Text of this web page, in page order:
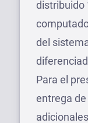
distribuido
del
Para el
entrega